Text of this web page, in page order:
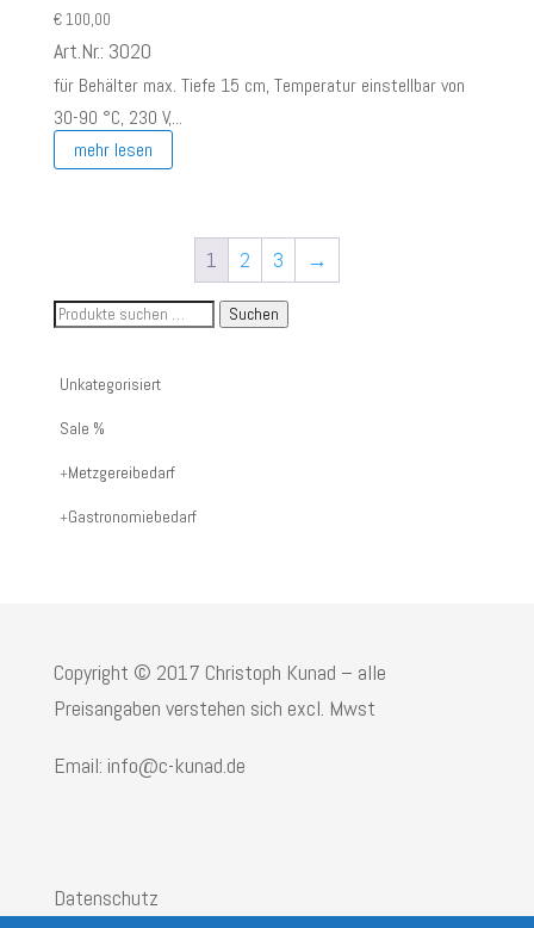
€100,00
Art.Nr.: 3020
für Behälter max. Tiefe 15 cm, Temperatur einstellbar von
30-90 °C, 230 V,...
mehr lesen
1 2 3
→
Suche
Artikelnummer
oder
Suchen
Unkategorisiert
Sale %
Metzgereibedarf
Gastronomiebedarf
Copyright © 2017 Christoph Kunad – alle
Preisangaben verstehen sich excl. Mwst
Email: info@c-kunad.de
Datenschutz